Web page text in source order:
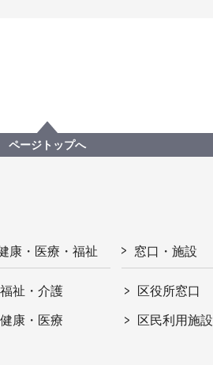
ページトップへ
康・医療・福祉
福祉・介護
健康・医療
窓口・施設
区役所窓口
区民利用施設